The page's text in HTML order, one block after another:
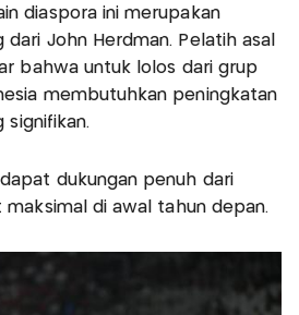
diaspora ini merupakan
dari John Herdman. Pelatih asal
bahwa untuk lolos dari grup
membutuhkan peningkatan
signifikan.
dukungan penuh dari
di awal tahun depan.